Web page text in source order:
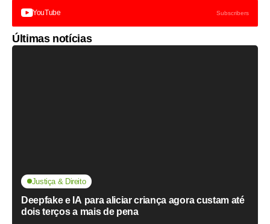
YouTube Subscribers
Últimas notícias
Justiça & Direito
Deepfake e IA para aliciar criança agora custam até
dois terços a mais de pena